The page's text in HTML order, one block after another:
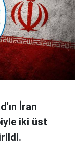
İran
iki üst